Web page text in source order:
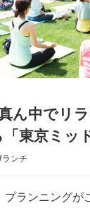
ん中でリ
東京ミッ
ランチ
ランニングが